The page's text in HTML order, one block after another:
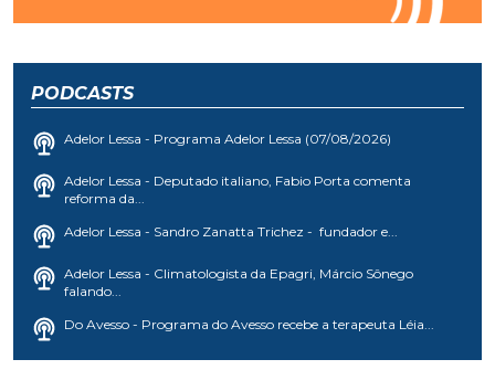
PODCASTS
Adelor Lessa - Programa Adelor Lessa (07/08/2026)
Adelor Lessa - Deputado italiano, Fabio Porta comenta
reforma da...
Adelor Lessa - Sandro Zanatta Trichez - fundador e...
Adelor Lessa - Climatologista da Epagri, Márcio Sônego
falando...
Do Avesso - Programa do Avesso recebe a terapeuta Léia...